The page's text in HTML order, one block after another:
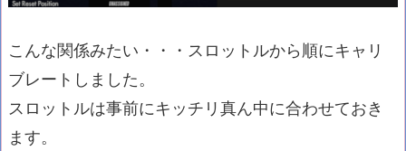
こんな関係みたい・・・スロットルから順にキャリ
ブレートしました。
スロットルは事前にキッチリ真ん中に合わせておき
ます。